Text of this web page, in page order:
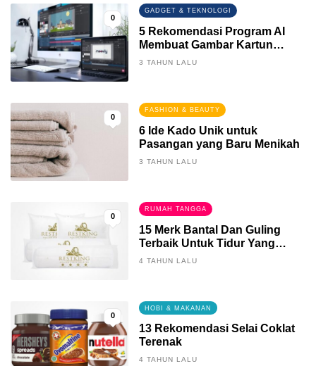
0
GADGET & TEKNOLOGI
5 Rekomendasi Program AI
Membuat Gambar Kartun
Keren
3 TAHUN LALU
0
FASHION & BEAUTY
6 Ide Kado Unik untuk
Pasangan yang Baru Menikah
3 TAHUN LALU
0
RUMAH TANGGA
15 Merk Bantal Dan Guling
Terbaik Untuk Tidur Yang
Berkualitas
4 TAHUN LALU
0
HOBI & MAKANAN
13 Rekomendasi Selai Coklat
Terenak
4 TAHUN LALU